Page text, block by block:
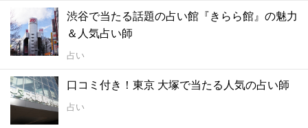
渋谷で当たる話題の占い館『きらら館』の魅力
＆人気占い師
占い
口コミ付き！東京 大塚で当たる人気の占い師
占い